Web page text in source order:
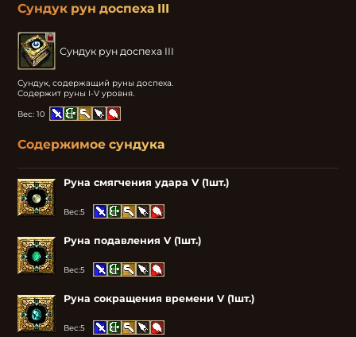
Сундук рун доспеха III
Сундук рун доспеха III
Сундук, содержащий руны доспеха.
Содержит руны I-V уровня.
Вес:10
Содержимое сундука
Руна смягчения удара V (1шт.)
Вес:5
Руна подавления V (1шт.)
Вес:5
Руна сокращения времени V (1шт.)
Вес:5